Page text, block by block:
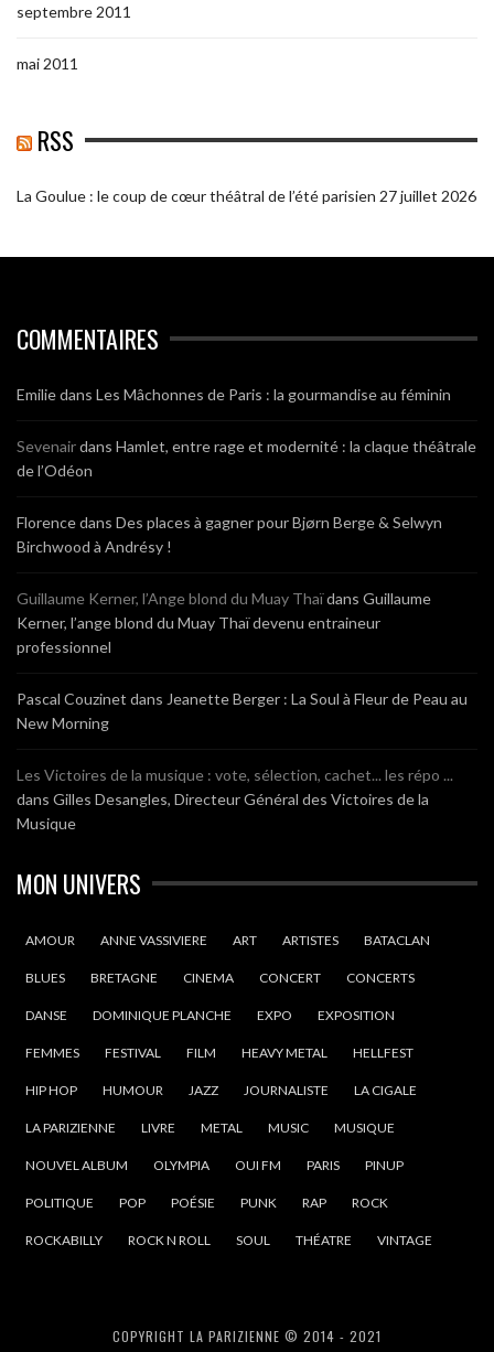
septembre 2011
mai 2011
RSS
La Goulue : le coup de cœur théâtral de l’été parisien 27 juillet 2026
COMMENTAIRES
Emiliedans Les Mâchonnes de Paris : la gourmandise au féminin
Sevenairdans Hamlet, entre rage et modernité : la claque théâtrale
de l’Odéon
Florencedans Des places à gagner pour Bjørn Berge & Selwyn
Birchwood à Andrésy !
Guillaume Kerner, l’Ange blond du Muay Thaïdans Guillaume
Kerner, l’ange blond du Muay Thaï devenu entraineur
professionnel
Pascal Couzinet dans Jeanette Berger : La Soul à Fleur de Peau au
New Morning
Les Victoires de la musique : vote, sélection, cachet... les répo ...
dans Gilles Desangles, Directeur Général des Victoires de la
Musique
MON UNIVERS
AMOUR ANNE VASSIVIERE ART ARTISTES BATACLAN
BLUES BRETAGNE CINEMA CONCERT CONCERTS
DANSE DOMINIQUE PLANCHE EXPO EXPOSITION
FEMMES FESTIVAL FILM HEAVY METAL HELLFEST
HIP HOP HUMOUR JAZZ JOURNALISTE LA CIGALE
LA PARIZIENNE LIVRE METAL MUSIC MUSIQUE
NOUVEL ALBUM OLYMPIA OUI FM PARIS PINUP
POLITIQUE POP POÉSIE PUNK RAP ROCK
ROCKABILLY ROCK N ROLL SOUL THÉATRE VINTAGE
COPYRIGHT LA PARIZIENNE © 2014 - 2021